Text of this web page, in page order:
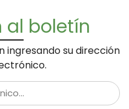
al boletín
ingresando su dirección